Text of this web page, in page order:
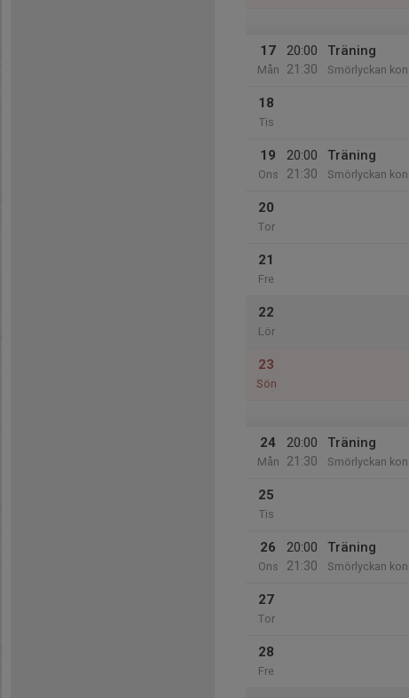
17
Mån
20:00
21:30
Träning
Smörlyckan
18
Tis
19
Ons
20:00
21:30
Träning
Smörlyckan
20
Tor
21
Fre
22
Lör
23
Sön
24
Mån
20:00
21:30
Träning
Smörlyckan
25
Tis
26
Ons
20:00
21:30
Träning
Smörlyckan
27
Tor
28
Fre